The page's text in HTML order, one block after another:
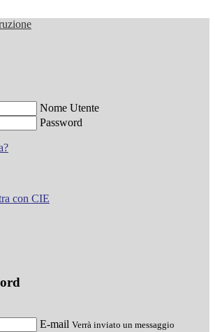
Nome Utente
Password
con CIE
E-mail Verrà inviato un messaggio